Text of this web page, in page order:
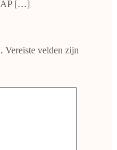
[…]
Vereiste velden zijn